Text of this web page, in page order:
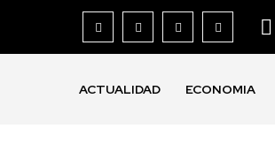
ACTUALIDAD ECONOMIA